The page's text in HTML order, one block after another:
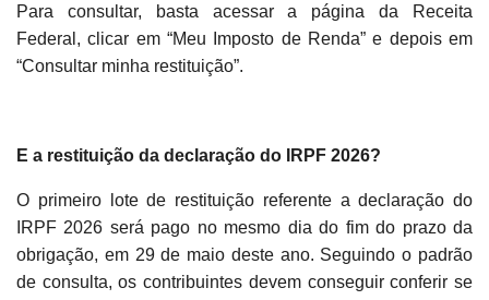
Para consultar, basta acessar a página da Receita
Federal, clicar em “Meu Imposto de Renda” e depois em
“Consultar minha restituição”.
E a restituição da declaração do IRPF 2026?
O primeiro lote de restituição referente a declaração do
IRPF 2026 será pago no mesmo dia do fim do prazo da
obrigação, em 29 de maio deste ano. Seguindo o padrão
de consulta, os contribuintes devem conseguir conferir se